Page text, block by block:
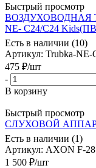
Быстрый просмотр
ВОЗДУХОВОДНАЯ
NE- С24/C24
Есть в наличии (10)
Артикул: Trubka-NE-
475 ₽/шт
-
В корзину
Быстрый просмотр
СЛУХОВОЙ
Есть в наличии (1)
Артикул: AXON F-28
1 500 ₽/шт